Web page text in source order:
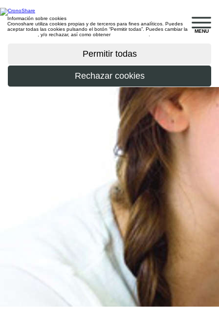
MENU
Información sobre cookies
Cronoshare utiliza cookies propias y de terceros para fines analíticos. Puedes
aceptar todas las cookies pulsando el botón “Permitir todas”. Puedes cambiar la
, y/o rechazar, así como obtener